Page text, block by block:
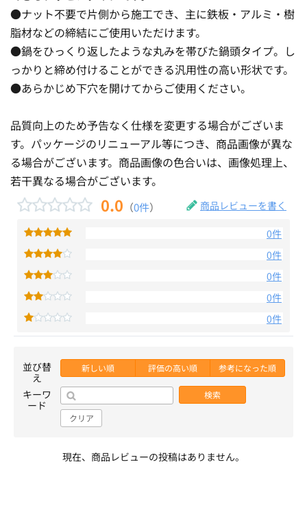
●ナット不要で片側から施工でき、主に鉄板・アルミ・樹
脂材などの締結にご使用いただけます。
●鍋をひっくり返したような丸みを帯びた鍋頭タイプ。し
っかりと締め付けることができる汎用性の高い形状です。
●あらかじめ下穴を開けてからご使用ください。
品質向上のため予告なく仕様を変更する場合がございま
す。パッケージのリニューアル等につき、商品画像が異な
る場合がございます。商品画像の色合いは、画像処理上、
若干異なる場合がございます。
0.0 （0件） 商品レビューを書く
0件
0件
0件
0件
0件
並び替
え
新しい順 評価の高い順 参考になった順
キーワ
ード
検索
クリア
現在、商品レビューの投稿はありません。